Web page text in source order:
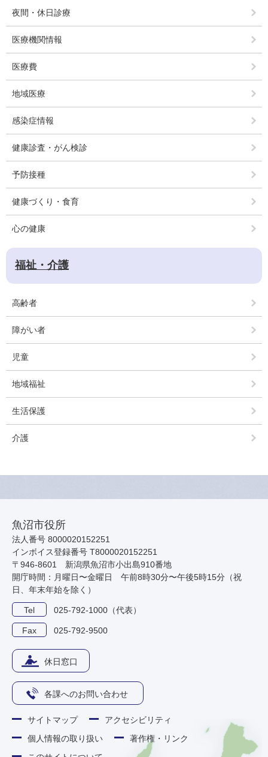
夜間・休日診療
医療機関情報
医療費
地域医療
感染症情報
健康診査・がん検診
予防接種
健康づくり・食育
心の健康
福祉・介護
高齢者
障がい者
児童
地域福祉
生活保護
介護
魚沼市役所
法人番号 8000020152251
インボイス登録番号 T8000020152251
〒946-8601 新潟県魚沼市小出島910番地
開庁時間：月曜日〜金曜日 午前8時30分〜午後5時15分（祝
日、年末年始を除く）
Tel 025-792-1000（代表）
Fax 025-792-9500
休日窓口
各課へのお問い合わせ
サイトマップ
アクセシビリティ
個人情報の取り扱い
著作権・リンク